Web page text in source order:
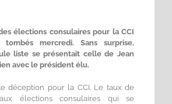
élections consulaires pour la CCI
mercredi. Sans surprise,
liste se présentait celle de Jean
avec le président élu.
déception pour la CCI. Le taux de
élections consulaires qui se